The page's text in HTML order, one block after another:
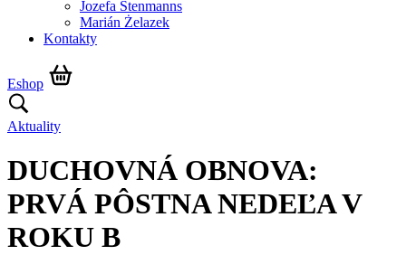
Jozefa Stenmanns
Marián Żelazek
Kontakty
Eshop
Aktuality
DUCHOVNÁ OBNOVA:
PRVÁ PÔSTNA NEDEĽA V
ROKU B